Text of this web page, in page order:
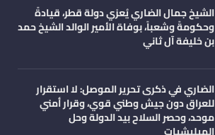
الشيخ جمال الضاري يُعزي دولة قطر، قيادةً
وحكومةً وشعباً، بوفاة الأمير الوالد الشيخ حمد
بن خليفة آل ثاني
الضاري في ذكرى تحرير الموصل: لا استقرار
للعراق دون جيش وطني قوي، وقرار أمني
موحد، وحصر السلاح بيد الدولة وحل